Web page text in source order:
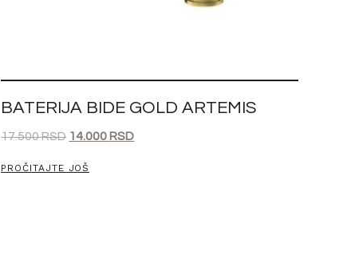
BATERIJA BIDE GOLD ARTEMIS
17.500RSD 14.000RSD
PROČITAJTE JOŠ